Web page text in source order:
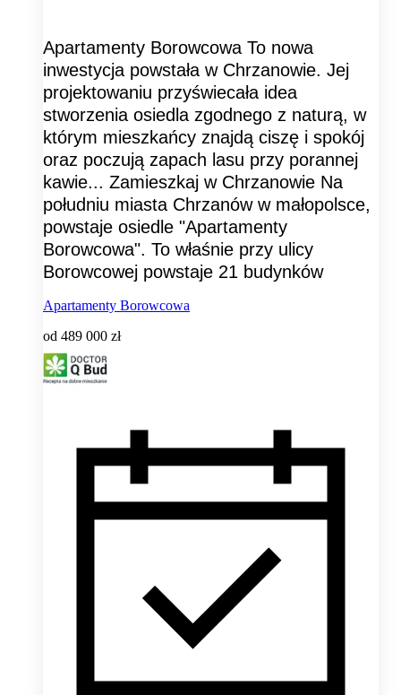
Apartamenty Borowcowa To nowa
inwestycja powstała w Chrzanowie. Jej
projektowaniu przyświecała idea
stworzenia osiedla zgodnego z naturą, w
którym mieszkańcy znajdą ciszę i spokój
oraz poczują zapach lasu przy porannej
kawie... Zamieszkaj w Chrzanowie Na
południu miasta Chrzanów w małopolsce,
powstaje osiedle "Apartamenty
Borowcowa". To właśnie przy ulicy
Borowcowej powstaje 21 budynków
Apartamenty Borowcowa
od 489 000 zł